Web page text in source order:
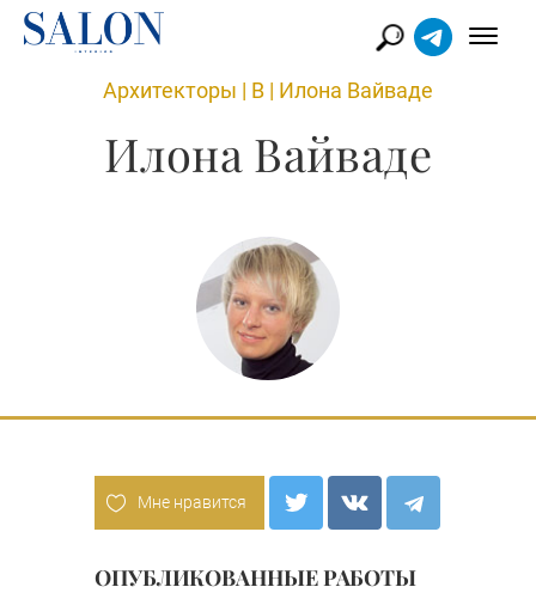
Архитекторы | В | Илона Вайваде
Илона Вайваде
Мне нравится
ОПУБЛИКОВАННЫЕ РАБОТЫ